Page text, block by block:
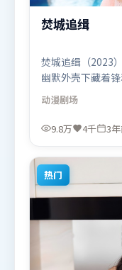
焚城追缉
焚城追缉（2023
幽默外壳下藏着
景里并存。摄影
强沉浸感。由文
米莉·布朗特、刘
喜欢动漫题材的
动漫剧场
9.8万 4千 3
热门